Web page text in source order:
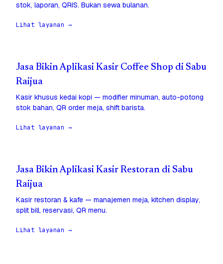
stok, laporan, QRIS. Bukan sewa bulanan.
Lihat layanan →
Jasa Bikin Aplikasi Kasir Coffee Shop di Sabu
Raijua
Kasir khusus kedai kopi — modifier minuman, auto-potong
stok bahan, QR order meja, shift barista.
Lihat layanan →
Jasa Bikin Aplikasi Kasir Restoran di Sabu
Raijua
Kasir restoran & kafe — manajemen meja, kitchen display,
split bill, reservasi, QR menu.
Lihat layanan →